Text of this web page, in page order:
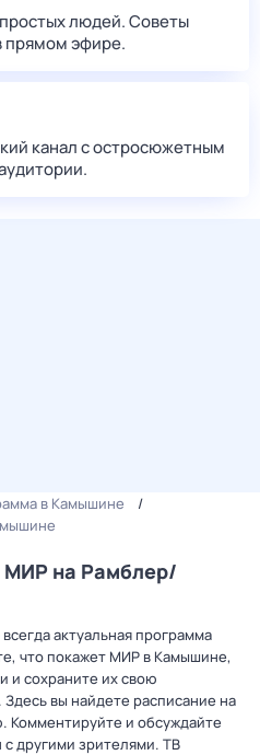
людей. Советы
прямом эфире.
канал с остросюжетным
в Камышине
МИР на Рамблер/
актуальная программа
что покажет МИР в Камышине,
и сохраните их свою
вы найдете расписание на
Комментируйте и обсуждайте
другими зрителями. ТВ